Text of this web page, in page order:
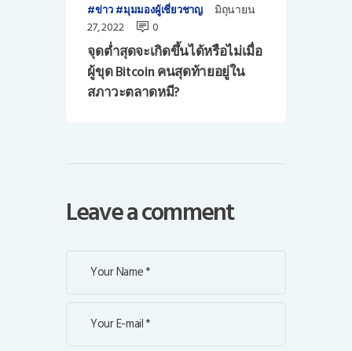
ข่าว มุมมองผู้เชี่ยวชาญ
มิถุนายน
27, 2022
0
จุดต่ำสุดจะเกิดขึ้นได้หรือไม่เมื่อ
ผู้ขุด Bitcoin คนสุดท้ายอยู่ใน
สภาวะตลาดหมี?
Leave a comment